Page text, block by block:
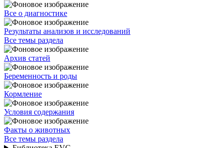
Все о диагностике
Результаты анализов и исследований
Все темы раздела
Архив статей
Беременность и роды
Кормление
Условия содержания
Факты о животных
Все темы раздела